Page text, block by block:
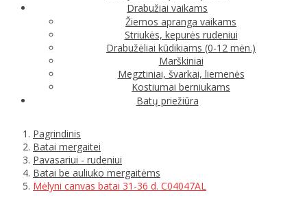
Drabužiai vaikams
Žiemos apranga vaikams
Striukės, kepurės rudeniui
Drabužėliai kūdikiams (0-12 mėn.)
Marškiniai
Megztiniai, švarkai, liemenės
Kostiumai berniukams
Batų priežiūra
Pagrindinis
Batai mergaitei
Pavasariui - rudeniui
Batai be auliuko mergaitėms
Mėlyni canvas batai 31-36 d. C04047AL